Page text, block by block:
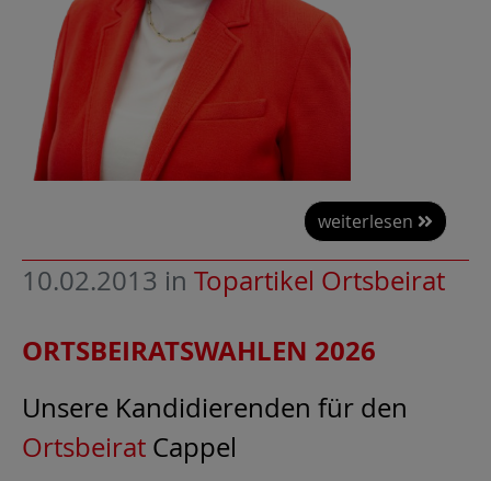
weiterlesen
10.02.2013 in Topartikel Ortsbeirat
ORTSBEIRATSWAHLEN 2026
Unsere Kandidierenden für den
Ortsbeirat Cappel